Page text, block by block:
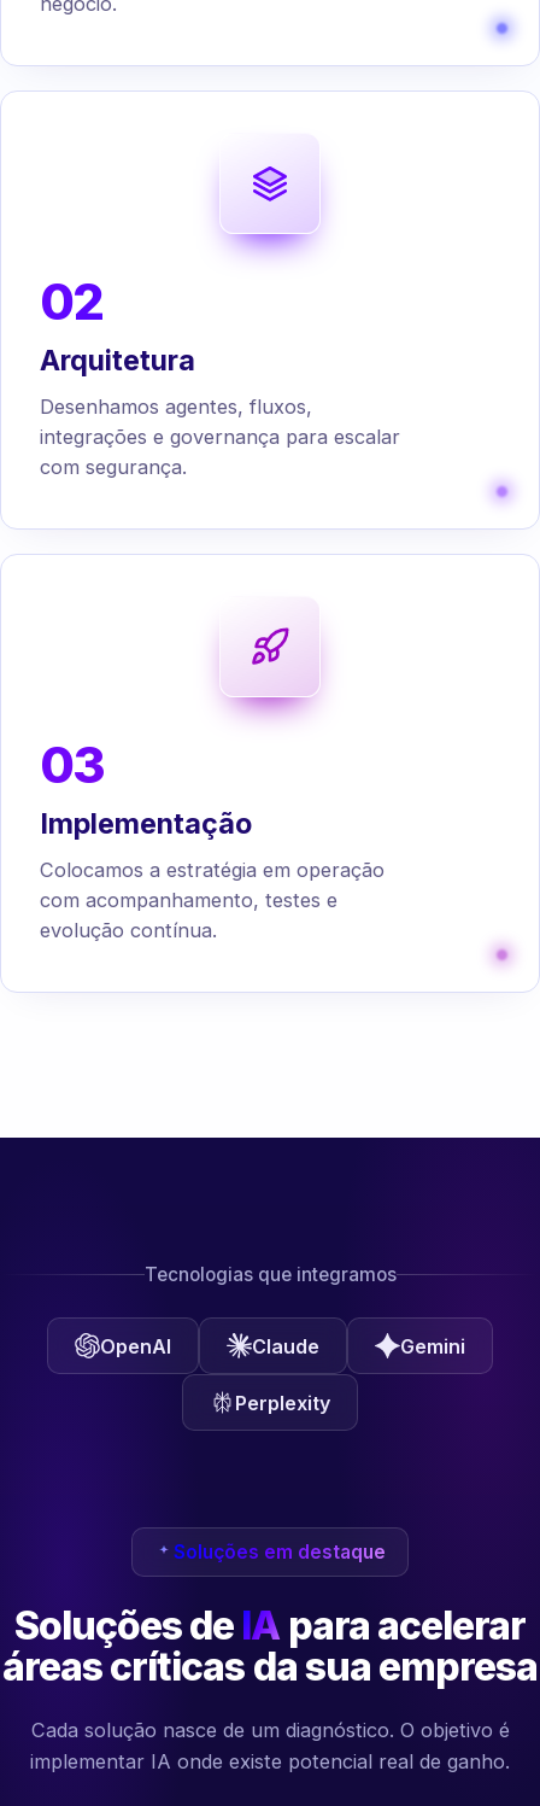
02
Arquitetura
Desenhamos agentes, fluxos,
integrações e governança para escalar
com segurança.
03
Implementação
Colocamos a estratégia em operação
com acompanhamento, testes e
evolução contínua.
Tecnologias que integramos
OpenAI Claude Gemini
Perplexity
Soluções em destaque
Soluções de IA para acelerar
áreas críticas da sua empresa
Cada solução nasce de um diagnóstico. O objetivo é
implementar IA onde existe potencial real de ganho.